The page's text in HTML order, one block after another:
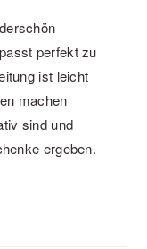
perfekt zu
ist leicht
machen
sind und
ergeben.